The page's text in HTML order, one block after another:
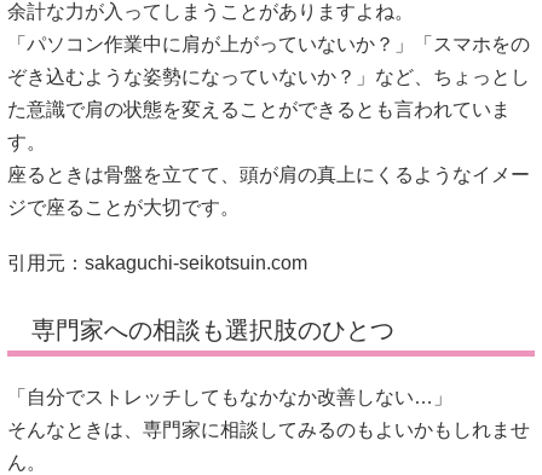
余計な力が入ってしまうことがありますよね。
「パソコン作業中に肩が上がっていないか？」「スマホをの
ぞき込むような姿勢になっていないか？」など、ちょっとし
た意識で肩の状態を変えることができるとも言われていま
す。
座るときは骨盤を立てて、頭が肩の真上にくるようなイメー
ジで座ることが大切です。
引用元： sakaguchi-seikotsuin.com
専門家への相談も選択肢のひとつ
「自分でストレッチしてもなかなか改善しない…」
そんなときは、専門家に相談してみるのもよいかもしれませ
ん。